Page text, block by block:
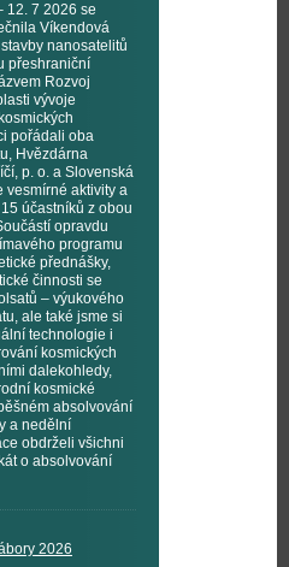
12. 7 2026 se
Víkendová
nanosatelitů
přeshraniční
Rozvoj
vývoje
pořádali oba
Hvězdárna
p. o. a Slovenská
vesmírné aktivity a
účastníků z obou
opravdu
programu
přednášky,
činnosti se
– výukového
ale také jsme si
technologie i
kosmických
dalekohledy,
kosmické
absolvování
a nedělní
obdrželi všichni
o absolvování
2026